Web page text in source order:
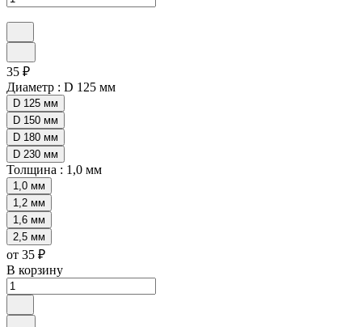
35 ₽
Диаметр : D 125 мм
D 125 мм
D 150 мм
D 180 мм
D 230 мм
Толщина : 1,0 мм
1,0 мм
1,2 мм
1,6 мм
2,5 мм
от 35 ₽
В корзину